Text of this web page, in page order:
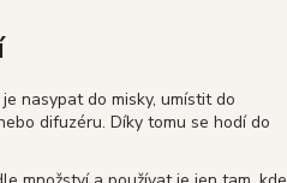
nasypat do misky, umístit do
difuzéru. Díky tomu se hodí do